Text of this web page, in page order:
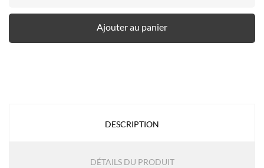
Ajouter au panier
DESCRIPTION
DÉTAILS DU PRODUIT